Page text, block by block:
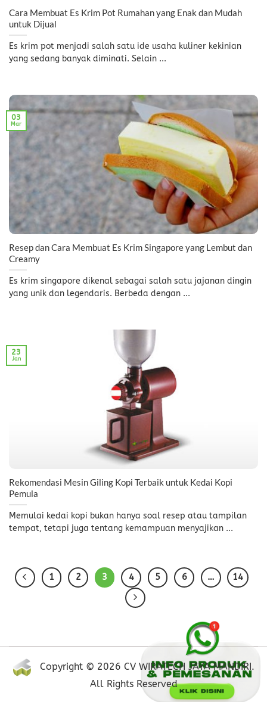
Cara Membuat Es Krim Pot Rumahan yang Enak dan Mudah
untuk Dijual
Es krim pot menjadi salah satu ide usaha kuliner kekinian
yang sedang banyak diminati. Selain ...
Resep dan Cara Membuat Es Krim Singapore yang Lembut dan
Creamy
Es krim singapore dikenal sebagai salah satu jajanan dingin
yang unik dan legendaris. Berbeda dengan ...
03
Mar
Rekomendasi Mesin Giling Kopi Terbaik untuk Kedai Kopi
Pemula
Memulai kedai kopi bukan hanya soal resep atau tampilan
tempat, tetapi juga tentang kemampuan menyajikan ...
23
Jan
1 2 3 4 5 6 … 14
Copyright © 2026 CV WIRATECH JAYA MANDIRI.
All Rights Reserved